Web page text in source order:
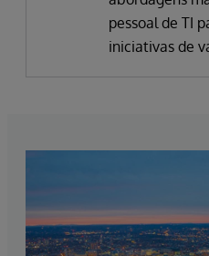
pessoal de TI
iniciativas de